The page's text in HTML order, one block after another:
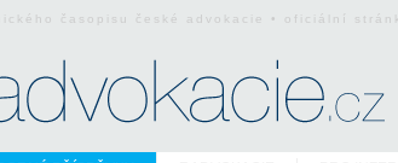
časopisu české advokacie • oficiální